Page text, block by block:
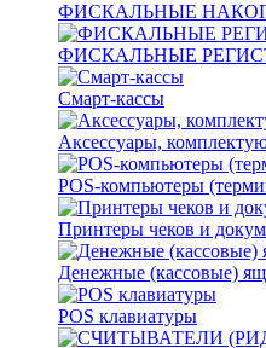
ФИСКАЛЬНЫЕ
ФИСКАЛЬНЫЕ
Смарт-кассы
Аксессуары,
POS-компьютеры
Принтеры чеков и
Денежные (кассовые)
POS клавиатуры